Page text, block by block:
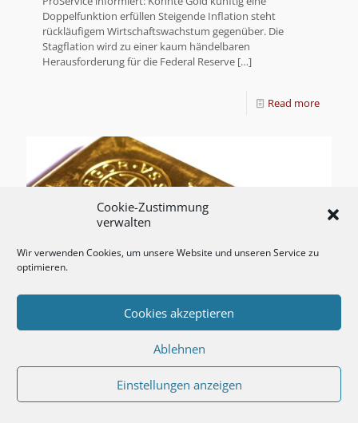
Cookie-Zustimmung
verwalten
Wir verwenden Cookies, um unsere Website und unseren Service zu
optimieren.
Cookies akzeptieren
Ablehnen
Einstellungen anzeigen
Doppelfunktion erfüllen Steigende Inflation steht
rückläufigem Wirtschaftswachstum gegenüber. Die
Stagflation wird zu einer kaum händelbaren
Herausforderung für die Federal Reserve […]
Read more
ProService informiert:
Vertrauen Sie auf